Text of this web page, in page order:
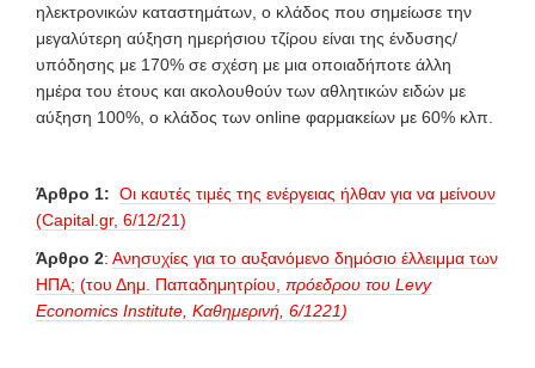
ηλεκτρονικών καταστημάτων, ο κλάδος που σημείωσε την
μεγαλύτερη αύξηση ημερήσιου τζίρου είναι της ένδυσης/
υπόδησης με 170% σε σχέση με μια οποιαδήποτε άλλη
ημέρα του έτους και ακολουθούν των αθλητικών ειδών με
αύξηση 100%, ο κλάδος των online φαρμακείων με 60% κλπ.
Άρθρο 1: Οι καυτές τιμές της ενέργειας ήλθαν για να μείνουν
(Capital.gr, 6/12/21)
Άρθρο 2: Ανησυχίες για το αυξανόμενο δημόσιο έλλειμμα των
ΗΠΑ; (του Δημ. Παπαδημητρίου, πρόεδρου του Levy
Economics Institute, Καθημερινή, 6/1221)